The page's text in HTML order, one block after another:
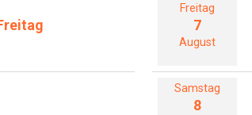
Freitag
7
August
Samstag
8